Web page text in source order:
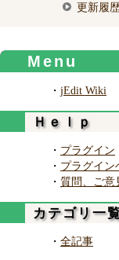
更新履
Menu
・ jEdit Wiki
Ｈｅｌｐ
・ プラグイン
・ プラグイン
・ 質問、ご意
カテゴリ一
・ 全記事